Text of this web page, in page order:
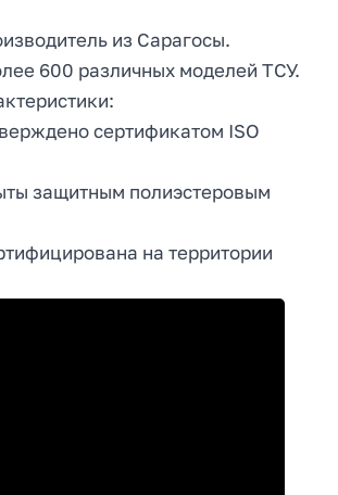
из Сарагосы.
600 различных моделей ТСУ.
сертификатом ISO
защитным полиэстеровым
на территории